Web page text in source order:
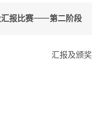
汇报比赛⸺第二阶段
汇报及颁奖